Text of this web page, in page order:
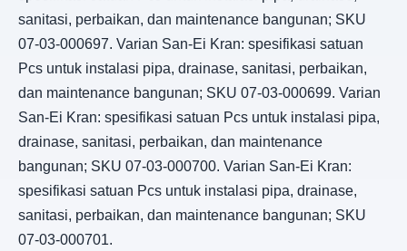
sanitasi, perbaikan, dan maintenance bangunan; SKU
07-03-000697. Varian San-Ei Kran: spesifikasi satuan
Pcs untuk instalasi pipa, drainase, sanitasi, perbaikan,
dan maintenance bangunan; SKU 07-03-000699. Varian
San-Ei Kran: spesifikasi satuan Pcs untuk instalasi pipa,
drainase, sanitasi, perbaikan, dan maintenance
bangunan; SKU 07-03-000700. Varian San-Ei Kran:
spesifikasi satuan Pcs untuk instalasi pipa, drainase,
sanitasi, perbaikan, dan maintenance bangunan; SKU
07-03-000701.